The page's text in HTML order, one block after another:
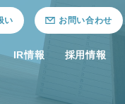
い お問い合わせ
IR情報 採用情報